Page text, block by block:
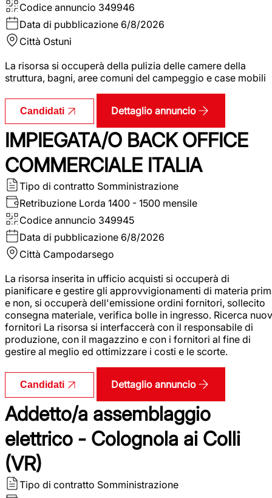
Codice annuncio 349946
Data di pubblicazione 6/8/2026
Città Ostuni
La risorsa si occuperà della pulizia delle camere della
struttura, bagni, aree comuni del campeggio e case mobili
Candidati Dettaglio annuncio
IMPIEGATA/O BACK OFFICE
COMMERCIALE ITALIA
Tipo di contratto Somministrazione
Retribuzione Lorda 1400 - 1500 mensile
Codice annuncio 349945
Data di pubblicazione 6/8/2026
Città Campodarsego
La risorsa inserita in ufficio acquisti si occuperà di
pianificare e gestire gli approvvigionamenti di materia
e non, si occuperà dell'emissione ordini fornitori, sollecito
consegna materiale, verifica bolle in ingresso. Ricerca
fornitori La risorsa si interfaccerà con il responsabile di
produzione, con il magazzino e con i fornitori al fine di
gestire al meglio ed ottimizzare i costi e le scorte.
Candidati Dettaglio annuncio
Addetto/a assemblaggio
elettrico - Colognola ai Colli
(VR)
Tipo di contratto Somministrazione